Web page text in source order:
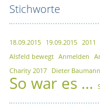
Stichworte
18.09.2015 19.09.2015 2011
Alsfeld bewegt Anmelden
Charity 2017 Dieter Baumann
So war es …